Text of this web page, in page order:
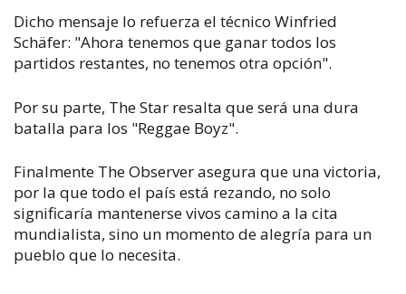
Dicho mensaje lo refuerza el técnico Winfried
Schäfer: "Ahora tenemos que ganar todos los
partidos restantes, no tenemos otra opción".
Por su parte, The Star resalta que será una dura
batalla para los "Reggae Boyz".
Finalmente The Observer asegura que una victoria,
por la que todo el país está rezando, no solo
significaría mantenerse vivos camino a la cita
mundialista, sino un momento de alegría para un
pueblo que lo necesita.